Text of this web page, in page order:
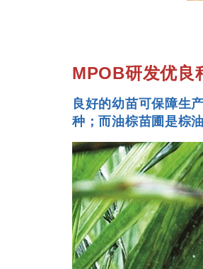
MPOB研发优良
良好的幼苗可保障生
种；而油棕苗圃是棕